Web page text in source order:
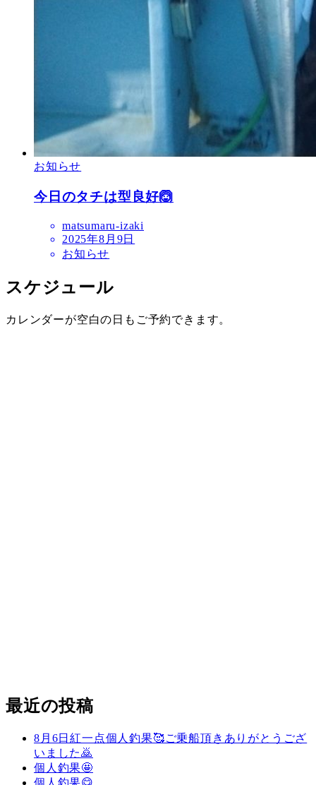
お知らせ
今日のタチは型良好🙆
matsumaru-izaki
2025年8月9日
お知らせ
スケジュール
カレンダーが空白の日もご予約できます。
最近の投稿
8月6日紅一点個人釣果🥰ご乗船頂きありがとうござ
いました🙇
個人釣果🤩
個人釣果😋